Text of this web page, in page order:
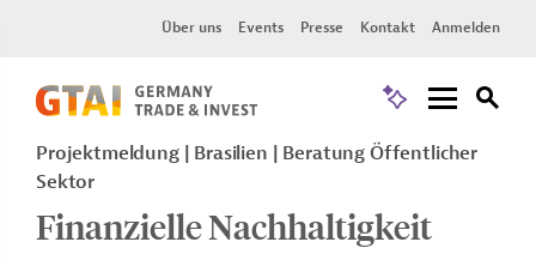
Über uns Events Presse Kontakt Anmelden
Projektmeldung Brasilien
Beratung Öffentlicher
Sektor
Finanzielle Nachhaltigkeit